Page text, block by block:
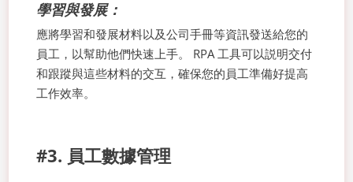
學習與發展：
應將學習和發展材料以及公司手冊等資訊發送給您的
員工，以幫助他們快速上手。 RPA 工具可以説明交付
和跟蹤與這些材料的交互，確保您的員工準備好提高
工作效率。
#3. 員工數據管理